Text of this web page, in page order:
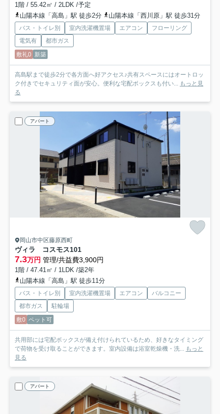
1階 / 55.42㎡ / 2LDK /予定
山陽本線「高島」駅 徒歩2分
山陽本線「西川原」駅 徒歩31分
バス・トイレ別 室内洗濯機置場 エアコン
フローリング
電気有
都市ガス
敷礼0 新築
高島駅まで徒歩2分で各方面へ好アクセス♪共有スペースにはオートロッ
ク付きでセキュリティ面が安心。便利な宅配ボックスも付い... もっと見
る
アパート
岡山市中区藤原西町
ヴィラ コスモス101
7.3万円 管理/共益費3,900円
1階 / 47.41㎡ / 1LDK /築2年
山陽本線「高島」駅 徒歩11分
バス・トイレ別 室内洗濯機置場 エアコン
バルコニー
都市ガス
駐輪場
敷0 ペット可
共用部には宅配ボックスが備え付けられているため、好きなタイミング
で荷物を受け取ることができます。室内設備は浴室乾燥機・洗...
もっと
見る
アパート